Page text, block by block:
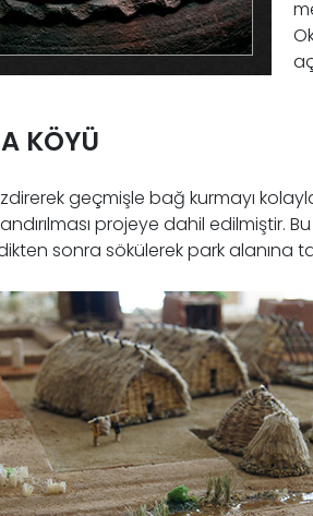
KÖYÜ
geçmişle bağ kurmayı
projeye dahil edilmiştir.
sonra sökülerek park alanına